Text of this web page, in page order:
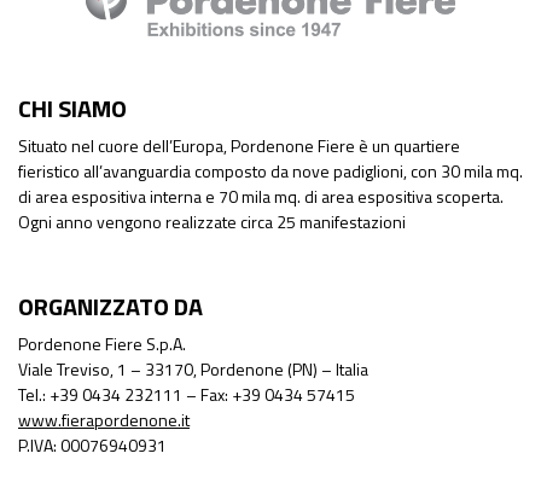
CHI SIAMO
Situato nel cuore dell’Europa, Pordenone Fiere è un quartiere
fieristico all’avanguardia composto da nove padiglioni, con 30 mila mq.
di area espositiva interna e 70 mila mq. di area espositiva scoperta.
Ogni anno vengono realizzate circa 25 manifestazioni
ORGANIZZATO DA
Pordenone Fiere S.p.A.
Viale Treviso, 1 – 33170, Pordenone (PN) – Italia
Tel.: +39 0434 232111 – Fax: +39 0434 57415
www.fierapordenone.it
P.IVA: 00076940931